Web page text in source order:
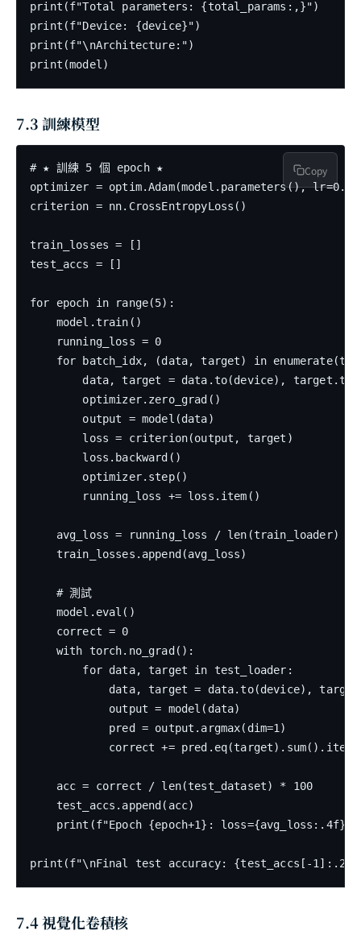
print(f"Total parameters: {total_params:,}")
print(f"Device: {device}")
print(f"\nArchitecture:")
7.3 訓練模型
# ★ 訓練 5 個 epoch ★
optimizer = optim.Adam(model.parameters(),
criterion = nn.CrossEntropyLoss()
train_losses = []
test_accs = []
for epoch in range(5):
    model.train()
    running_loss = 0
for batch_idx, (data, target) in
data, target = data.to(device),
        optimizer.zero_grad()
        output = model(data)
        loss = criterion(output, target)
        loss.backward()
        optimizer.step()
        running_loss += loss.item()
    avg_loss = running_loss / len(train_loader)
    train_losses.append(avg_loss)
    # 測試
    model.eval()
    correct = 0
    with torch.no_grad():
        for data, target in test_loader:
data, target = data.to(device),
            output = model(data)
            pred = output.argmax(dim=1)
correct +=
    acc = correct / len(test_dataset) * 100
    test_accs.append(acc)
print(f"Epoch {epoch+1}: loss={avg_loss:.4f},
Copy
7.4 視覺化卷積核